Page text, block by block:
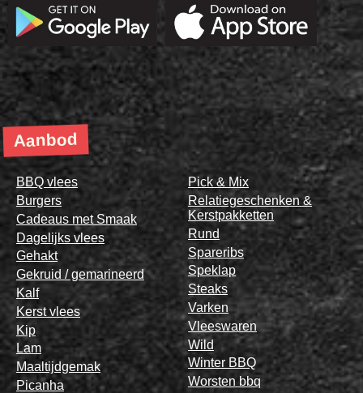
Aanbod
BBQ vlees
Burgers
Cadeaus met Smaak
Dagelijks vlees
Gehakt
Gekruid / gemarineerd
Kalf
Kerst vlees
Kip
Lam
Maaltijdgemak
Picanha
Pick & Mix
Relatiegeschenken &
Kerstpakketten
Rund
Spareribs
Speklap
Steaks
Varken
Vleeswaren
Wild
Winter BBQ
Worsten bbq